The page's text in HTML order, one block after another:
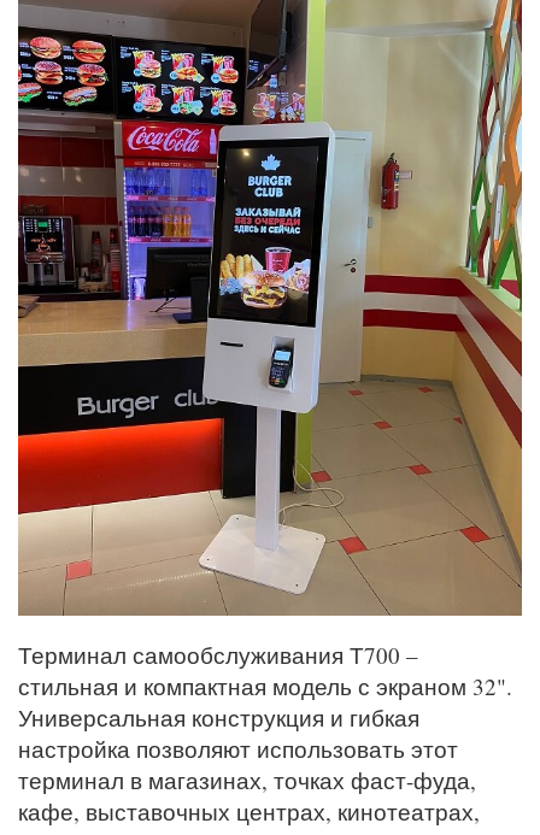
Терминал самообслуживания Т700 –
стильная и компактная модель с экраном 32".
Универсальная конструкция и гибкая
настройка позволяют использовать этот
терминал в магазинах, точках фаст-фуда,
кафе, выставочных центрах, кинотеатрах,